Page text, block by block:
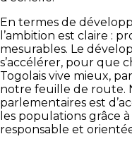
En termes de
l’ambition est claire :
mesurables. Le
s’accélérer, pour que
Togolais vive mieux,
notre feuille de route.
parlementaires est
les populations grâce
responsable et